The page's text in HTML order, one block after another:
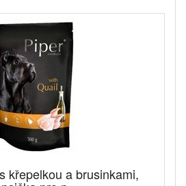
křepelkou a brusinkami,